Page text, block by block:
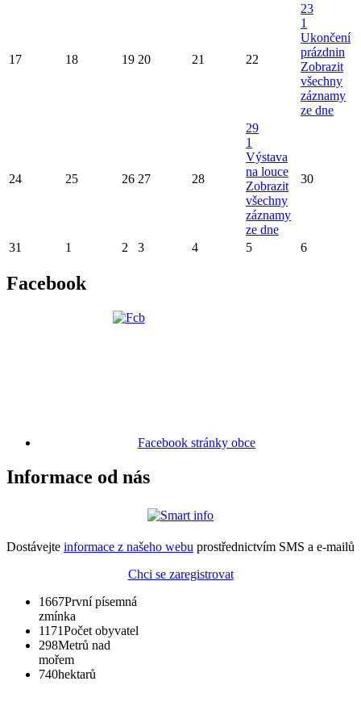
17 18 19 20 21 22
23
1
Ukončení
prázdnin
Zobrazit
všechny
záznamy
ze dne
24 25 26 27 28
29
1
Výstava
na louce
Zobrazit
všechny
záznamy
ze dne
30
31 1 2 3 4 5 6
Facebook
Facebook stránky obce
Informace od nás
Dostávejte informace z našeho webu prostřednictvím SMS a e-mailů
Chci se zaregistrovat
1667První písemná
zmínka
1171Počet obyvatel
298Metrů nad
mořem
740hektarů